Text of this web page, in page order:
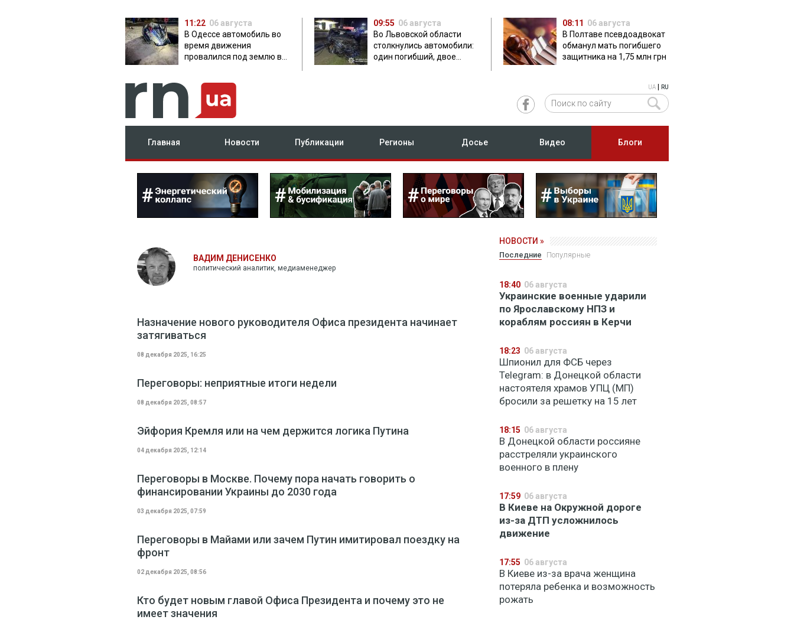
11:22 06 августа
В Одессе автомобиль во
время движения
провалился под землю в
09:55 06 августа
Во Львовской области
столкнулись автомобили:
один погибший, двое
08:11 06 августа
В Полтаве псевдоадвокат
обманул мать погибшего
защитника на 1,75 млн грн
UA RU
Главная Новости Публикации Регионы Досье Видео Блоги
ВАДИМ ДЕНИСЕНКО
политический аналитик, медиаменеджер
Назначение нового руководителя Офиса президента начинает
затягиваться
08 декабря 2025, 16:25
Переговоры: неприятные итоги недели
08 декабря 2025, 08:57
Эйфория Кремля или на чем держится логика Путина
04 декабря 2025, 12:14
Переговоры в Москве. Почему пора начать говорить о
финансировании Украины до 2030 года
03 декабря 2025, 07:59
Переговоры в Майами или зачем Путин имитировал поездку на
фронт
02 декабря 2025, 08:56
Кто будет новым главой Офиса Президента и почему это не
имеет значения
НОВОСТИ »
Последние Популярные
18:40 06 августа
Украинские военные ударили
по Ярославскому НПЗ и
кораблям россиян в Керчи
18:23 06 августа
Шпионил для ФСБ через
Telegram: в Донецкой области
настоятеля храмов УПЦ (МП)
бросили за решетку на 15 лет
18:15 06 августа
В Донецкой области россияне
расстреляли украинского
военного в плену
17:59 06 августа
В Киеве на Окружной дороге
из-за ДТП усложнилось
движение
17:55 06 августа
В Киеве из-за врача женщина
потеряла ребенка и возможность
рожать